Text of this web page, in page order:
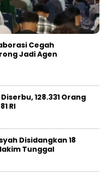
Cegah
Jadi Agen
128.331 Orang
RI
Disidangkan 18
Tunggal